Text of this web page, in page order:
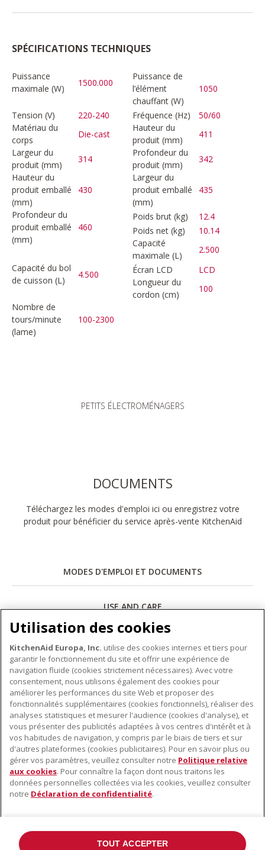
SPÉCIFICATIONS TECHNIQUES
Puissance
maximale (W)
1500.000
Puissance de
l’élément
chauffant (W)
1050
Tension (V) 220-240 Fréquence (Hz)
50/60
Matériau du
corps
Die-cast
Hauteur du
produit (mm)
411
Largeur du
produit (mm)
314
Profondeur du
produit (mm)
342
Hauteur du
produit emballé
(mm)
430
Largeur du
produit emballé
(mm)
435
Profondeur du
produit emballé
(mm)
460
Poids brut (kg)
12.4
Poids net (kg)
10.14
Capacité
maximale (L)
2.500
Capacité du bol
de cuisson (L)
4.500 Écran LCD
LCD
Longueur du
cordon (cm)
100
Nombre de
tours/minute
(lame)
100-2300
PETITS ÉLECTROMÉNAGERS
DOCUMENTS
Téléchargez les modes d'emploi ici ou enregistrez votre
produit pour bénéficier du service après-vente KitchenAid
MODES D'EMPLOI ET DOCUMENTS
USE AND CARE
Télécharger
À PROPOS DE KITCHENAID
À propos de KitchenAid
Histoire de la marque
Communiqués de presse
ODR
NOS PRODUITS
Petits électroménagers
Matériel de cuisine
Accessoires
SERVICE CLIENT
Trouver un magasin
Utilisation des cookies
KitchenAid Europa, Inc. utilise des cookies internes et tiers pour
garantir le fonctionnement du site et offrir une expérience de
navigation fluide (cookies strictement nécessaires). Avec votre
consentement, nous utilisons également des cookies pour
améliorer les performances du site Web et proposer des
fonctionnalités supplémentaires (cookies fonctionnels), réaliser des
analyses statistiques et mesurer l'audience (cookies d'analyse), et
vous présenter des publicités adaptées à vos centres d'intérêt et à
vos habitudes de navigation, y compris par le biais de tiers et sur
d'autres plateformes (cookies publicitaires). Pour en savoir plus ou
gérer vos paramètres, veuillez consulter notre Politique relative
aux cookies. Pour connaître la façon dont nous traitons les
données personnelles collectées via les cookies, veuillez consulter
notre Déclaration de confidentialité.
TOUT ACCEPTER